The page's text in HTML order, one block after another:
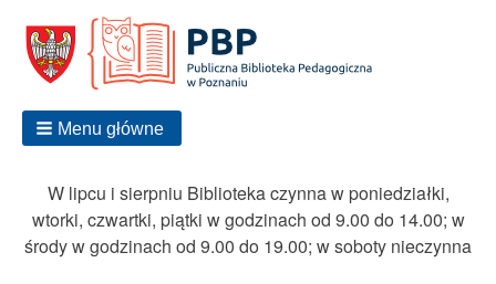
Menu główne
W lipcu i sierpniu Biblioteka czynna w poniedziałki,
wtorki, czwartki, piątki w godzinach od 9.00 do 14.00; w
środy w godzinach od 9.00 do 19.00; w soboty nieczynna